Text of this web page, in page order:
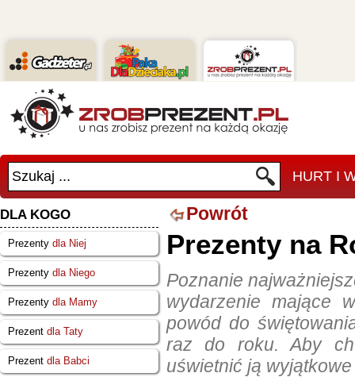
Szukaj ... HURT I
DLA KOGO
Prezenty dla Niej
Prezenty dla Niego
Prezenty dla Mamy
Prezent dla Taty
Prezent dla Babci
Powrót
Prezenty na
Poznanie
wydarzenie mające
powód do
raz do roku. Aby
uświetnić ją